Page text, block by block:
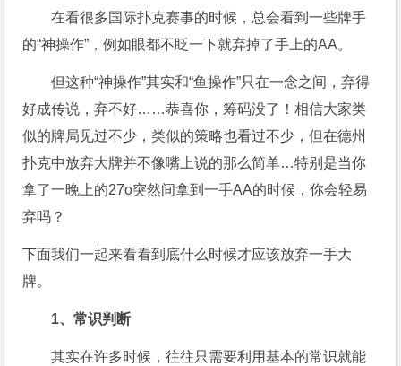
在看很多国际扑克赛事的时候，总会看到一些牌手
的“神操作”，例如眼都不眨一下就弃掉了手上的AA。
但这种“神操作”其实和“鱼操作”只在一念之间，弃得
好成传说，弃不好……恭喜你，筹码没了！相信大家类
似的牌局见过不少，类似的策略也看过不少，但在德州
扑克中放弃大牌并不像嘴上说的那么简单…特别是当你
拿了一晚上的27o突然间拿到一手AA的时候，你会轻易
弃吗？
下面我们一起来看看到底什么时候才应该放弃一手大
牌。
1、常识判断
其实在许多时候，往往只需要利用基本的常识就能